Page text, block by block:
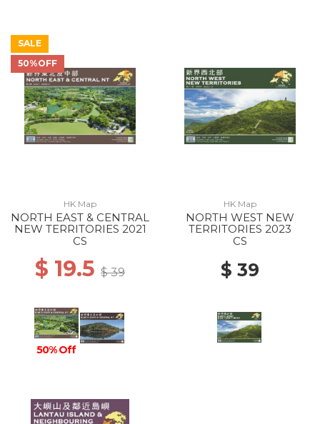
SALE
50%OFF
HK Map
NORTH EAST & CENTRAL
NEW TERRITORIES 2021
CS
$ 19.5 $ 39
50% Off
HK Map
NORTH WEST NEW
TERRITORIES 2023
CS
$ 39